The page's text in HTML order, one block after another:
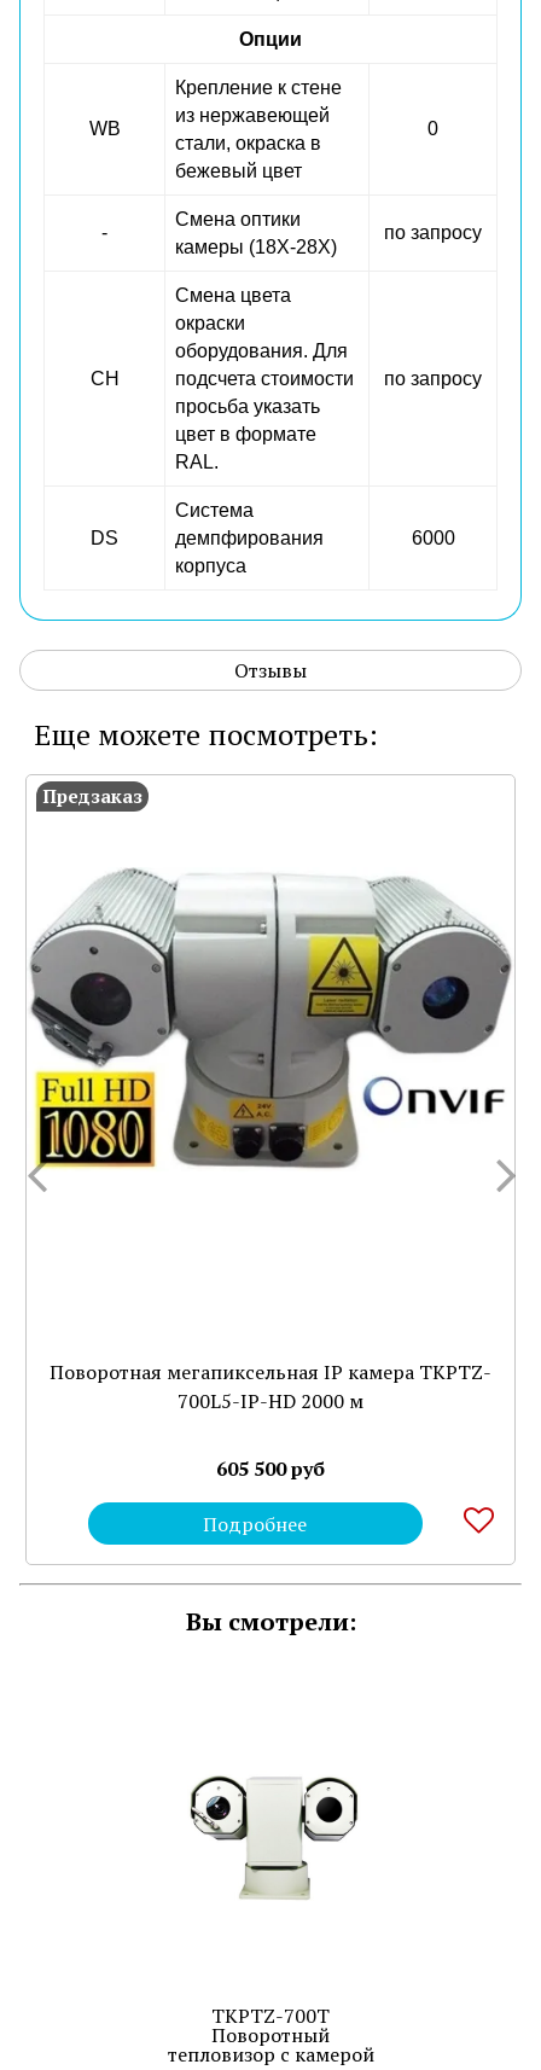
Опции
WB
Крепление к стене
из нержавеющей
стали, окраска в
бежевый цвет
0
-
Смена оптики
камеры (18X-28X)
по запросу
CH
Смена цвета
окраски
оборудования. Для
подсчета стоимости
просьба указать
цвет в формате
RAL.
по запросу
DS
Система
демпфирования
корпуса
6000
Отзывы
Еще можете посмотреть:
Предзаказ
Поворотная мегапиксельная IP камера TKPTZ-
700L5-IP-HD 2000 м
605 500 руб
Подробнее
Вы смотрели:
TKPTZ-700T
Поворотный
тепловизор с камерой